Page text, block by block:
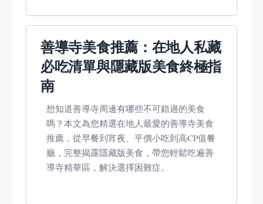
善導寺美食推薦：在地人私藏
必吃清單與隱藏版美食終極指
南
想知道善導寺周邊有哪些不可錯過的美食
嗎？本文為您精選在地人最愛的善導寺美食
推薦，從早餐到宵夜、平價小吃到高CP值餐
廳，完整揭露隱藏版美食，帶您輕鬆吃遍善
導寺精華區，解決選擇困難症。